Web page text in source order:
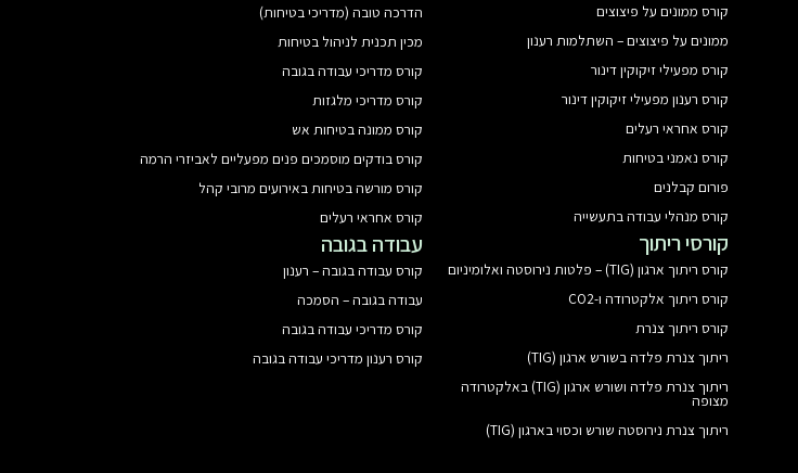
קורס ממונים על פיצוצים
ממונים על פיצוצים – השתלמות רענון
קורס מפעילי זיקוקין דינור
קורס רענון מפעילי זיקוקין דינור
קורס אחראי רעלים
קורס נאמני בטיחות
פורום קבלנים
קורס מנהלי עבודה בתעשייה
קורסי ריתוך
קורס ריתוך ארגון (TIG) – פלטות נירוסטה ואלומיניום
קורס ריתוך אלקטרודה ו-CO2
קורס ריתוך צנרת
ריתוך צנרת פלדה בשורש ארגון (TIG)
ריתוך צנרת פלדה ושורש ארגון (TIG) באלקטרודה
מצופה
ריתוך צנרת נירוסטה שורש וכסוי בארגון (TIG)
הדרכה טובה (מדריכי בטיחות)
מכין תכנית לניהול בטיחות
קורס מדריכי עבודה בגובה
קורס מדריכי מלגזות
קורס ממונה בטיחות אש
קורס בודקים מוסמכים פנים מפעליים לאביזרי הרמה
קורס מורשה בטיחות באירועים מרובי קהל
קורס אחראי רעלים
עבודה בגובה
קורס עבודה בגובה – רענון
עבודה בגובה – הסמכה
קורס מדריכי עבודה בגובה
קורס רענון מדריכי עבודה בגובה